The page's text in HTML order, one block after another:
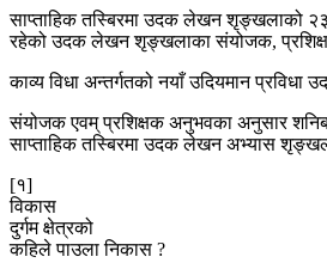
साप्ताहिक तस्बिरमा उदक लेखन शृङ्खलाको
रहेको उदक लेखन शृङ्खलाका संयोजक,
काव्य विधा अन्तर्गतको नयाँ उदियमान
संयोजक एवम् प्रशिक्षक अनुभवका अनुसार
साप्ताहिक तस्बिरमा उदक लेखन अभ्यास
[१]
विकास
दुर्गम क्षेत्रको
कहिले पाउला निकास ?